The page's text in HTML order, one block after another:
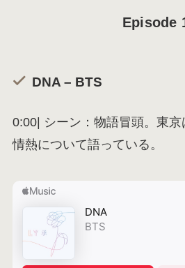
Episode
DNA – BTS
0:00| シーン：物語冒頭。東
情熱について語っている。